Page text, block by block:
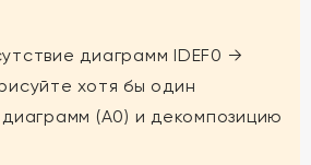
диаграмм IDEF0 →
хотя бы один
(A0) и декомпозицию